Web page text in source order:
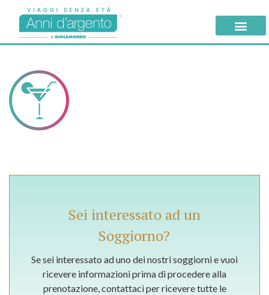
Sei interessato ad un
Soggiorno?
Se sei interessato ad uno dei nostri soggiorni e vuoi
ricevere informazioni prima di procedere alla
prenotazione, contattaci per ricevere tutte le